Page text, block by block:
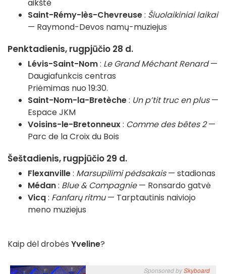
aikštė
Saint-Rémy-lès-Chevreuse: Šiuolaikiniai laikai
— Raymond-Devos namų-muziejus
Penktadienis, rugpjūčio 28 d.
Lévis-Saint-Nom: Le Grand Méchant Renard—
Daugiafunkcis centras
Priėmimas nuo 19:30.
Saint-Nom-la-Bretèche: Un p’tit truc en plus—
Espace JKM
Voisins-le-Bretonneux: Comme des bêtes 2—
Parc de la Croix du Bois
Šeštadienis, rugpjūčio 29 d.
Flexanville: Marsupilimi pėdsakais— stadionas
Médan: Blue & Compagnie— Ronsardo gatvė
Vicq: Fanfarų ritmu— Tarptautinis naiviojo
meno muziejus
Kaip dėl drobės Yveline?